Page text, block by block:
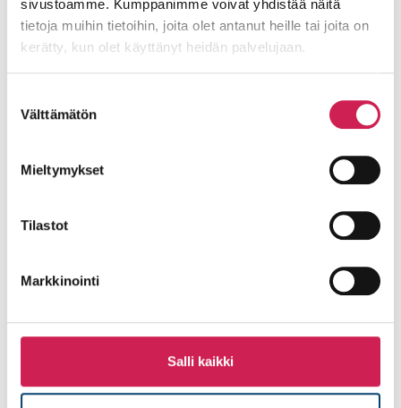
sivustoamme. Kumppanimme voivat yhdistää näitä
tietoja muihin tietoihin, joita olet antanut heille tai joita on
kerätty, kun olet käyttänyt heidän palvelujaan.
valinta
Välttämätön
Mieltymykset
Tilastot
Markkinointi
Salli kaikki
Suomalainen muotoilu ja teknologia paiskaavat
kättä Helsinki-Vantaan lentokentän uuden
laajennusosan korkealuokkaisessa
suunnittelussa ja toteutuksessa. ”Aukion”
kaikkia aisteja hivelevän